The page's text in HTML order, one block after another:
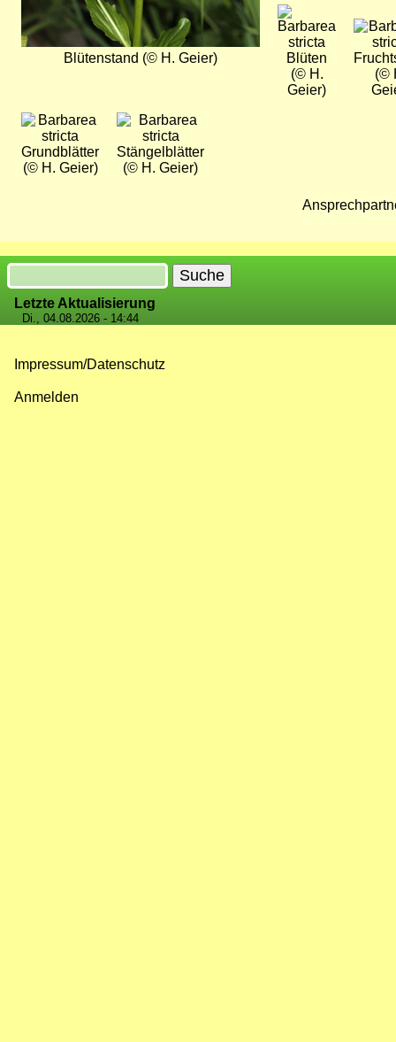
Blütenstand (© H. Geier)
Bild
Blüten
(© H.
Geier)
Bild
(©
Bild
Grundblätter
(© H. Geier)
Bild
Stängelblätter
(© H. Geier)
Suche
Letzte Aktualisierung
Di., 04.08.2026 - 14:44
Impressum/Datenschutz
Anmelden